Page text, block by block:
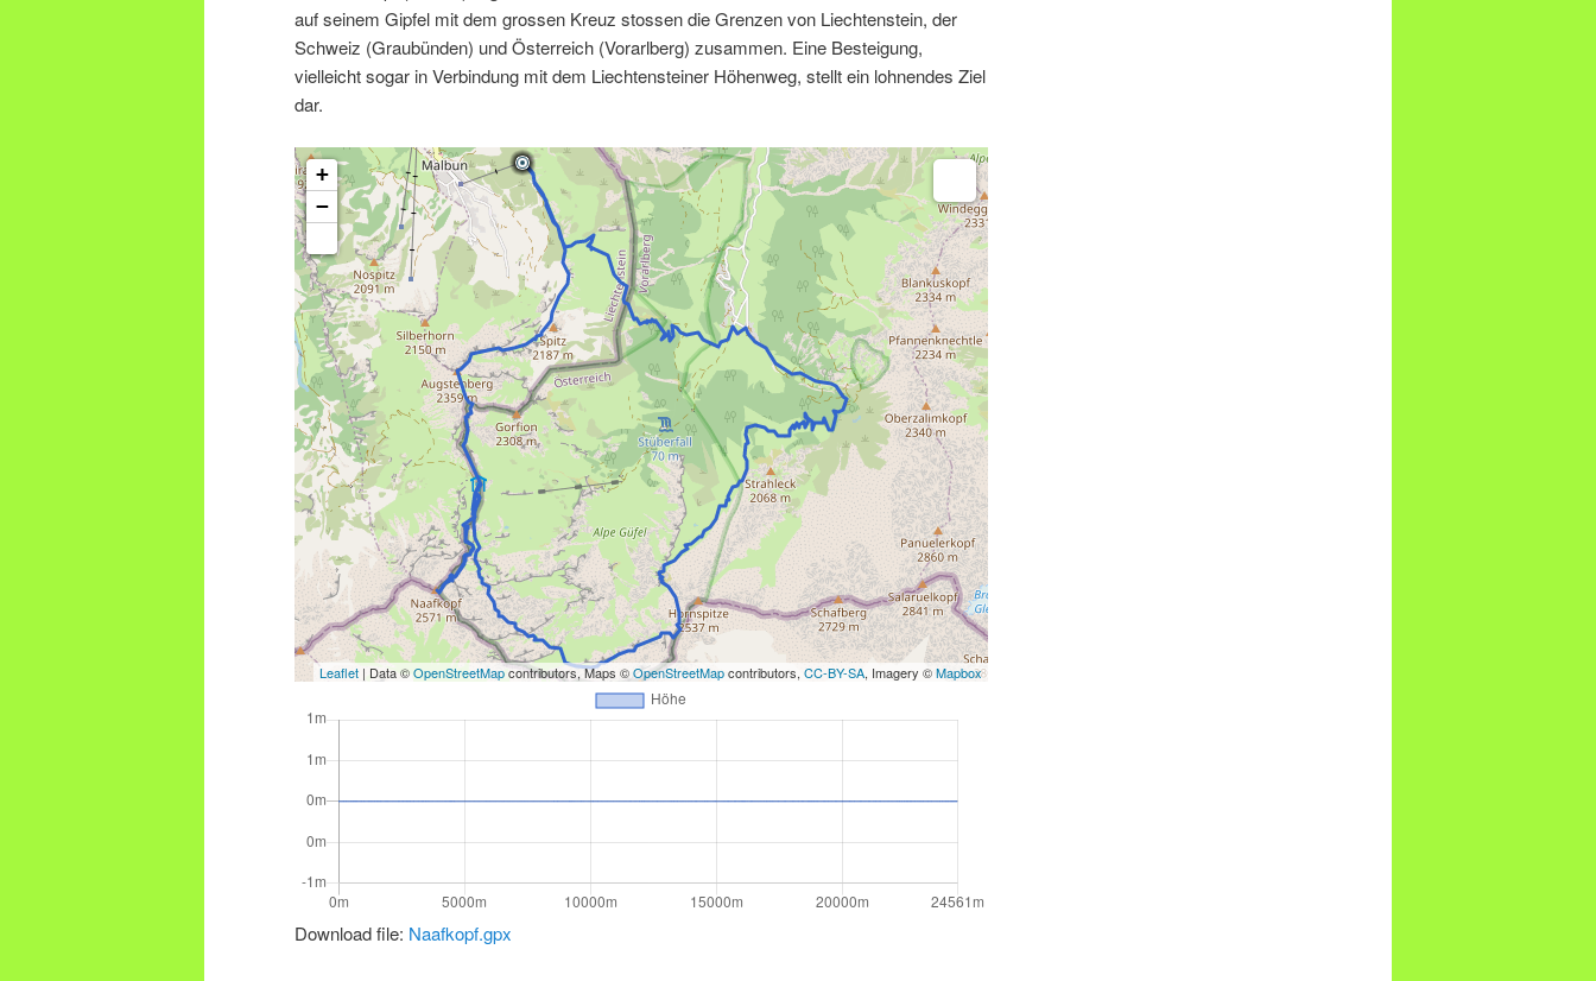
auf seinem Gipfel mit dem grossen Kreuz stossen die Grenzen von Liechtenstein, der
Schweiz (Graubünden) und Österreich (Vorarlberg) zusammen. Eine Besteigung,
vielleicht sogar in Verbindung mit dem Liechtensteiner Höhenweg, stellt ein lohnendes Ziel
dar.
+
−
Leaflet | Data ©OpenStreetMapcontributors, Maps ©OpenStreetMapcontributors, CC-BY-SA, Imagery ©Mapbox
Download file: Naafkopf.gpx